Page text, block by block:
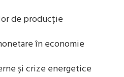
de producție
în economie
și crize energetice